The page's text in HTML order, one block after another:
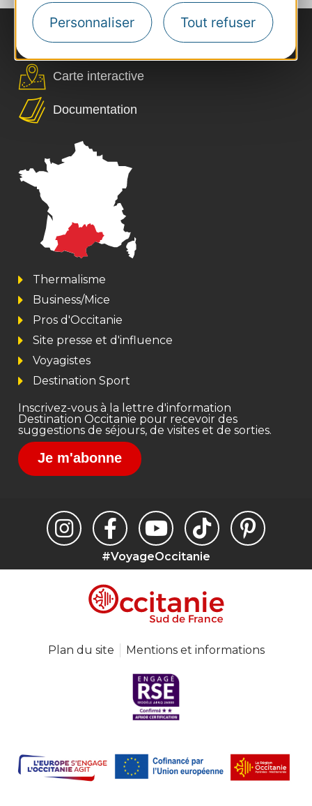
Personnaliser Tout refuser
Nous contacter
Carte interactive
Documentation
Thermalisme
Business/Mice
Pros d'Occitanie
Site presse et d'influence
Voyagistes
Destination Sport
Inscrivez-vous à la lettre d'information
Destination Occitanie pour recevoir des
suggestions de séjours, de visites et de sorties.
Je m'abonne
#VoyageOccitanie
Plan du site Mentions et informations